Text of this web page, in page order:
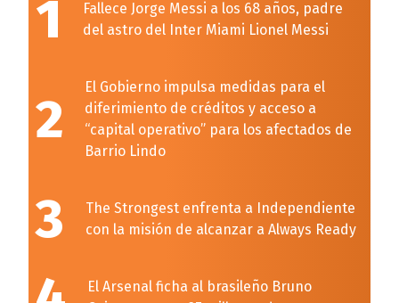
1
Fallece Jorge Messi a los 68 años, padre
del astro del Inter Miami Lionel Messi
2
El Gobierno impulsa medidas para el
diferimiento de créditos y acceso a
“capital operativo” para los afectados de
Barrio Lindo
3
The Strongest enfrenta a Independiente
con la misión de alcanzar a Always Ready
El Arsenal ficha al brasileño Bruno